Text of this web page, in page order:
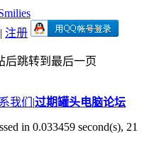
| 注册
后跳转到最后一页
我们 |过期罐头电脑论坛
in 0.033459 second(s), 21